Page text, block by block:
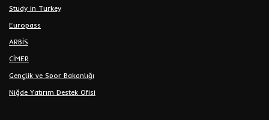
Study in Turkey
Europass
ARBİS
CİMER
Gençlik ve Spor Bakanlığı
Niğde Yatırım Destek Ofisi